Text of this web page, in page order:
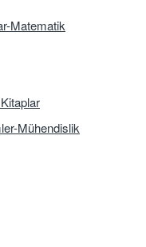
Matematik
Mühendislik